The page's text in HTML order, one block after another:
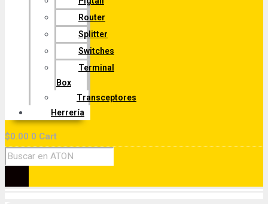
Router
Splitter
Switches
Terminal
Box
Transceptores
Herrería
$0.00 0 Cart